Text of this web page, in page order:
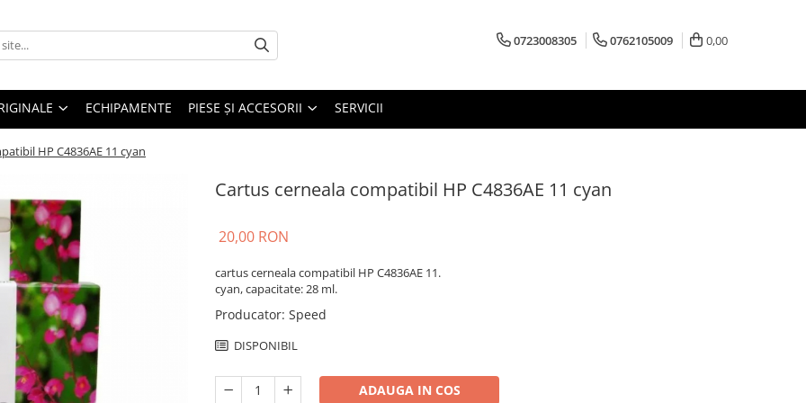
0723008305 0762105009 0,00
ECHIPAMENTE PIESE ŞI ACCESORII SERVICII
HP C4836AE 11 cyan
Cartus cerneala compatibil HP C4836AE 11 cyan
20,00 RON
cartus cerneala compatibil HP C4836AE 11.
cyan, capacitate: 28 ml.
Producator: Speed
DISPONIBIL
ADAUGA IN COS